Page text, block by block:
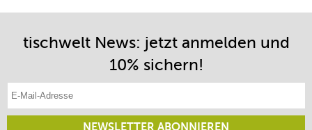
tischwelt News: jetzt anmelden und
10% sichern!
NEWSLETTER ABONNIEREN